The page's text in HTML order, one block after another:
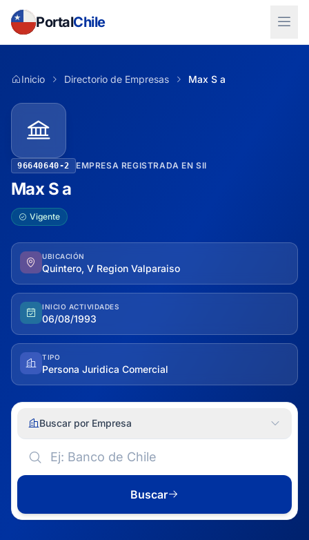
PortalChile
Inicio Directorio de Empresas Max S a
96640640-2 EMPRESA REGISTRADA EN SII
Max S a
Vigente
UBICACIÓN
Quintero, V Region Valparaiso
INICIO ACTIVIDADES
06/08/1993
TIPO
Persona Juridica Comercial
Buscar por Empresa
Buscar